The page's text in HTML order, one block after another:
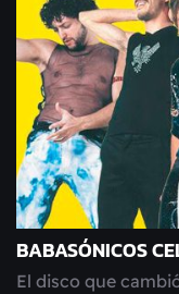
BABASÓNICOS
El disco que